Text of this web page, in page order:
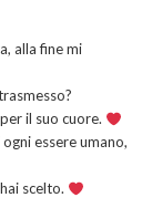
alla fine mi
il suo cuore.
essere umano,
scelto.